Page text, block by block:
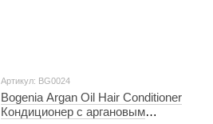
Артикул: BG0024
Bogenia Argan Oil Hair Conditioner
Кондиционер с аргановым